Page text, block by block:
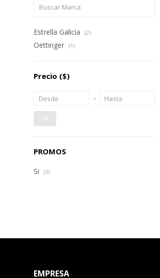
Estrella Galicia (2)
Oettinger (1)
Precio ($)
OK
PROMOS
Si (3)
EMPRESA